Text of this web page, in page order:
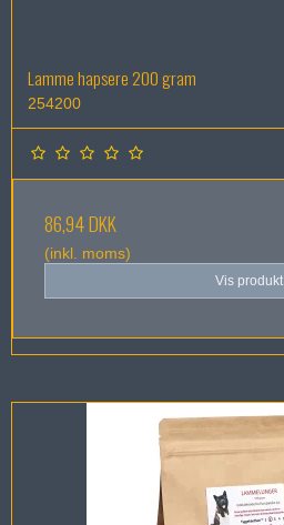
Lamme hapsere 200 gram
254200
86,94 DKK
(inkl. moms)
Vis produkt